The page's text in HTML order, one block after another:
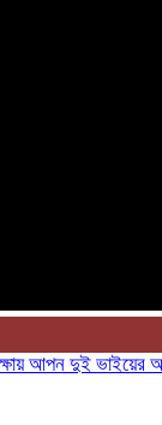
দুই ভাইয়ের অনন্য